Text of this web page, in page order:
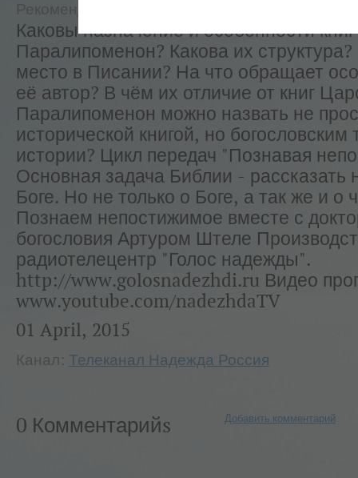
Рекомендуемые
Каковы назначение и особенности книг
Паралипоменон? Какова их структура?
место в Писании? На что обращает
её автор? В чём их отличие от книг
Паралипоменон можно назвать не
исторической книгой, но богословским
истории? Цикл передач "Познавая
Основная задача Библии - рассказать
Боге. Но не только о Боге, а так же и о
Познаем непостижимое вместе с
богословия Артуром Штеле
радиотелецентр "Голос надежды".
http://www.golosnadezhdi.ru Видео
www.youtube.com/nadezhdaTV
01 April, 2015
Канал: Телеканал Надежда Россия
0 Комментарийs Добавить комментарий